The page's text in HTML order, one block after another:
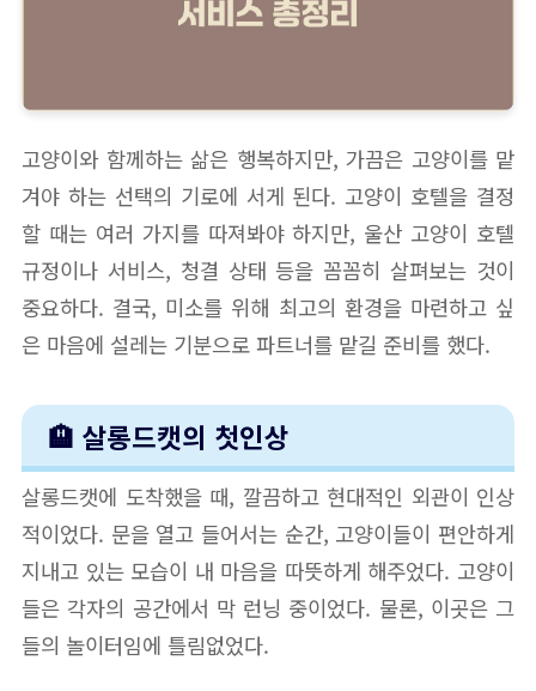
고양이와 함께하는 삶은 행복하지만, 가끔은 고양이를 맡
겨야 하는 선택의 기로에 서게 된다. 고양이 호텔을 결정
할 때는 여러 가지를 따져봐야 하지만, 울산 고양이 호텔
규정이나 서비스, 청결 상태 등을 꼼꼼히 살펴보는 것이
중요하다. 결국, 미소를 위해 최고의 환경을 마련하고 싶
은 마음에 설레는 기분으로 파트너를 맡길 준비를 했다.
🏨 살롱드캣의 첫인상
살롱드캣에 도착했을 때, 깔끔하고 현대적인 외관이 인상
적이었다. 문을 열고 들어서는 순간, 고양이들이 편안하게
지내고 있는 모습이 내 마음을 따뜻하게 해주었다. 고양이
들은 각자의 공간에서 막 런닝 중이었다. 물론, 이곳은 그
들의 놀이터임에 틀림없었다.